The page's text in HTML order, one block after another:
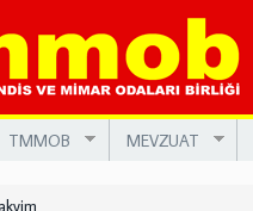
TMMOB MEVZUAT